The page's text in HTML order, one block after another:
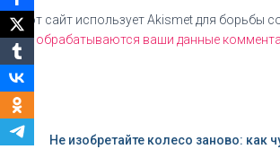
Этот сайт использует Akismet для борьбы
как обрабатываются ваши данные
Не изобретайте колесо заново: как